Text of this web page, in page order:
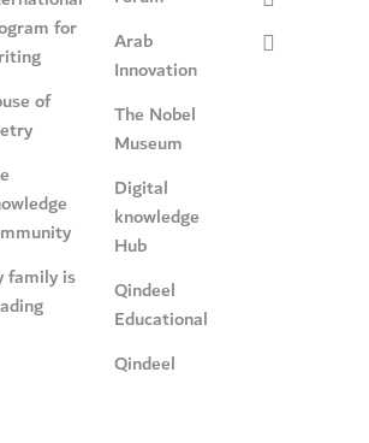
for
of
family is
Arab
Innovation
The Nobel
Museum
Digital
knowledge
Hub
Qindeel
Educational
Qindeel